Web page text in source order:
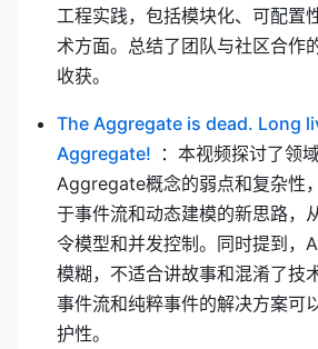
工程实践，包括模块化、可配置
术方面。总结了团队与社区合作
收获。
The Aggregate is dead. Long
Aggregate! (opens new
：本视频探讨了领
Aggregate概念的弱点和复杂性
于事件流和动态建模的新思路，
令模型和并发控制。同时提到，
模糊，不适合讲故事和混淆了技
事件流和纯粹事件的解决方案可
护性。